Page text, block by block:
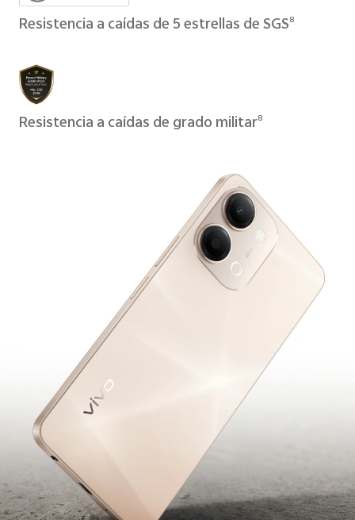
Resistencia a caídas de 5 estrellas de SGS8
Resistencia a caídas de grado militar8